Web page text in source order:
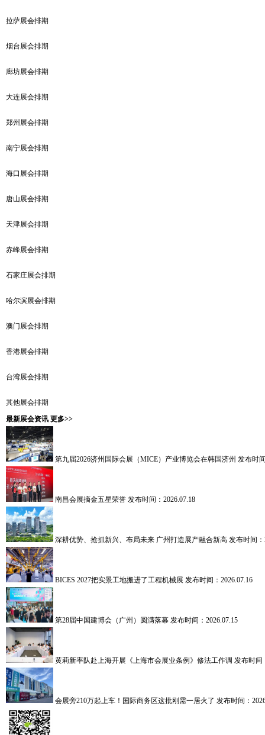
拉萨展会排期
烟台展会排期
廊坊展会排期
大连展会排期
郑州展会排期
南宁展会排期
海口展会排期
唐山展会排期
天津展会排期
赤峰展会排期
石家庄展会排期
哈尔滨展会排期
澳门展会排期
香港展会排期
台湾展会排期
其他展会排期
最新展会资讯 更多>>
第九届2026济州国际会展（MICE）产业博览会在韩国济州 发布时
南昌会展摘金五星荣誉 发布时间：2026.07.18
深耕优势、抢抓新兴、布局未来 广州打造展产融合新高 发布时间：
BICES 2027把实景工地搬进了工程机械展 发布时间：2026.07.16
第28届中国建博会（广州）圆满落幕 发布时间：2026.07.15
黄莉新率队赴上海开展《上海市会展业条例》修法工作调 发布时间
会展旁210万起上车！国际商务区这批刚需一居火了 发布时间：